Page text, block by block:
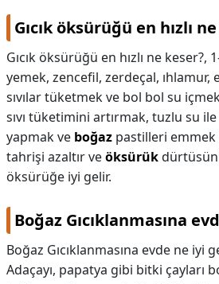
Gıcık öksürüğü en hızlı
Gıcık öksürüğü en hızlı ne keser?,
yemek, zencefil, zerdeçal, ıhlamur,
sıvılar tüketmek ve bol bol su
sıvı tüketimini artırmak, tuzlu su ile
yapmak ve boğaz pastilleri emmek
tahrişi azaltır veöksürük
öksürüğe iyi gelir.
Boğaz Gıcıklanmasına
Boğaz Gıcıklanmasına evde ne iyi
Adaçayı, papatya gibi bitki çayları